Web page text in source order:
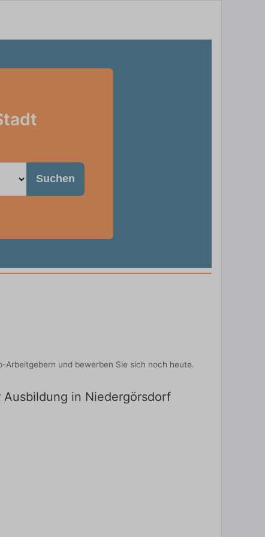
Suchen
Arbeitgebern und bewerben Sie sich noch heute.
in Niedergörsdorf